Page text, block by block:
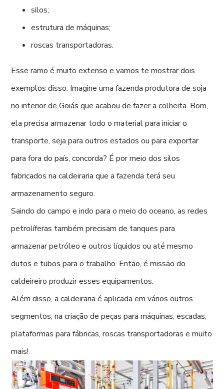
silos;
estrutura de máquinas;
roscas transportadoras.
Esse ramo é muito extenso e vamos te mostrar dois
exemplos disso. Imagine uma fazenda produtora de soja
no interior de Goiás que acabou de fazer a colheita. Bom,
ela precisa armazenar todo o material para iniciar o
transporte, seja para outros estados ou para exportar
para fora do país, concorda? É por meio dos silos
fabricados na caldeiraria que a fazenda terá seu
armazenamento seguro.
Saindo do campo e indo para o meio do oceano, as redes
petrolíferas também precisam de tanques para
armazenar petróleo e outros líquidos ou até mesmo
dutos e tubos para o trabalho. Então, é missão do
caldeireiro produzir esses equipamentos.
Além disso, a caldeiraria é aplicada em vários outros
segmentos, na criação de peças para máquinas, escadas,
plataformas para fábricas, roscas transportadoras e muito
mais!